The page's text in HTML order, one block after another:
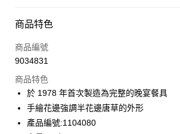
付款方式
信用卡一次付款
3 期 0 利率 每期NT$1,000
合作金庫商業銀行
華南商業銀行
LINE Pay
商品特色
商品編號
9034831
商品特色
於 1978 年首次製造為完整的晚宴餐具
手繪花邊強調半花邊唐草的外形
產品編號:1104080